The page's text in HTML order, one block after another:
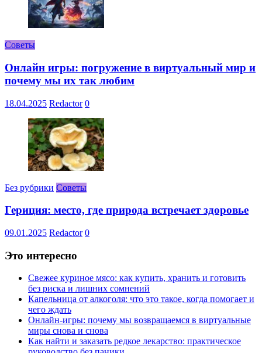
Советы
Онлайн игры: погружение в виртуальный мир и
почему мы их так любим
18.04.2025 Redactor 0
Без рубрики Советы
Гериция: место, где природа встречает здоровье
09.01.2025 Redactor 0
Это интересно
Свежее куриное мясо: как купить, хранить и готовить
без риска и лишних сомнений
Капельница от алкоголя: что это такое, когда помогает и
чего ждать
Онлайн-игры: почему мы возвращаемся в виртуальные
миры снова и снова
Как найти и заказать редкое лекарство: практическое